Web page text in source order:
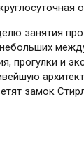
занятия
прогулки и
замок